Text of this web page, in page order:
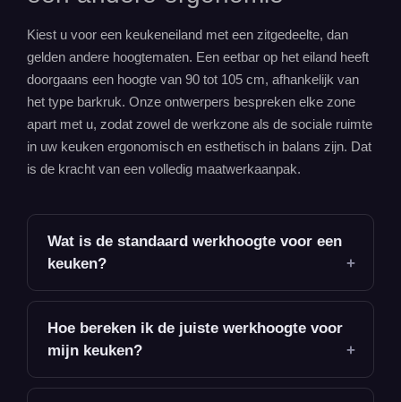
Kiest u voor een keukeneiland met een zitgedeelte, dan
gelden andere hoogtematen. Een eetbar op het eiland heeft
doorgaans een hoogte van 90 tot 105 cm, afhankelijk van
het type barkruk. Onze ontwerpers bespreken elke zone
apart met u, zodat zowel de werkzone als de sociale ruimte
in uw keuken ergonomisch en esthetisch in balans zijn. Dat
is de kracht van een volledig maatwerkaanpak.
Wat is de standaard werkhoogte voor een
keuken?
Hoe bereken ik de juiste werkhoogte voor
mijn keuken?